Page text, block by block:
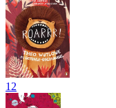
12